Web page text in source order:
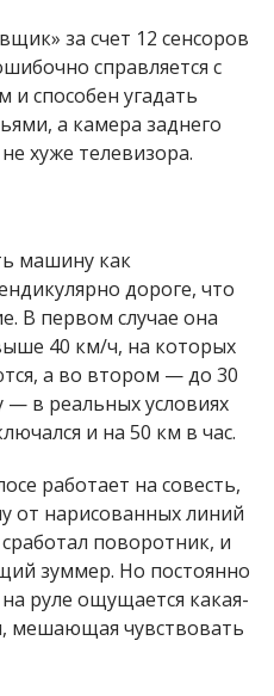
за счет 12 сенсоров
справляется с
способен угадать
а камера заднего
хуже телевизора.
машину как
дороге, что
В первом случае она
40 км/ч, на которых
а во втором — до 30
— в реальных условиях
и на 50 км в час.
работает на совесть,
от нарисованных линий
поворотник, и
зуммер. Но постоянно
руле ощущается какая-
мешающая чувствовать